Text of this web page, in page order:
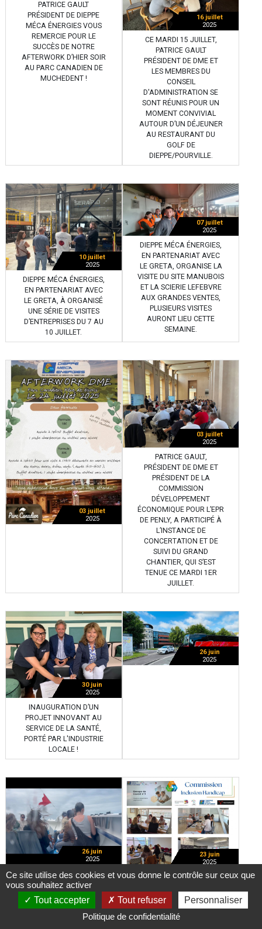
PATRICE GAULT
PRÉSIDENT DE DIEPPE
MÉCA ÉNERGIES VOUS
REMERCIE POUR LE
SUCCÈS DE NOTRE
AFTERWORK D’HIER SOIR
AU PARC CANADIEN DE
MUCHEDENT !
16 juillet
2025
CE MARDI 15 JUILLET,
PATRICE GAULT
PRÉSIDENT DE DME ET
LES MEMBRES DU
CONSEIL
D'ADMINISTRATION SE
SONT RÉUNIS POUR UN
MOMENT CONVIVIAL
AUTOUR D’UN DÉJEUNER
AU RESTAURANT DU
GOLF DE
DIEPPE/POURVILLE.
10 juillet
2025
DIEPPE MÉCA ÉNERGIES,
EN PARTENARIAT AVEC
LE GRETA, À ORGANISÉ
UNE SÉRIE DE VISITES
D’ENTREPRISES DU 7 AU
10 JUILLET.
07 juillet
2025
DIEPPE MÉCA ÉNERGIES,
EN PARTENARIAT AVEC
LE GRETA, ORGANISE LA
VISITE DU SITE MANUBOIS
ET LA SCIERIE LEFEBVRE
AUX GRANDES VENTES,
PLUSIEURS VISITES
AURONT LIEU CETTE
SEMAINE.
03 juillet
2025
03 juillet
2025
PATRICE GAULT,
PRÉSIDENT DE DME ET
PRÉSIDENT DE LA
COMMISSION
DÉVELOPPEMENT
ÉCONOMIQUE POUR L’EPR
DE PENLY, A PARTICIPÉ À
L’INSTANCE DE
CONCERTATION ET DE
SUIVI DU GRAND
CHANTIER, QUI S’EST
TENUE CE MARDI 1ER
JUILLET.
30 juin
2025
INAUGURATION D’UN
PROJET INNOVANT AU
SERVICE DE LA SANTÉ,
PORTÉ PAR L'INDUSTRIE
LOCALE !
26 juin
2025
26 juin
2025
CE MARDI 24 JUIN, DANS
LE CADRE DE LA LUTTE
CONTRE LA
DÉSERTIFICATION
MÉDICALE, PATRICE
23 juin
2025
LUNDI 23 JUIN AVAIT LIEU
TRAVAIL DE LA
COMMISSION INCLUSION
HANDICAP.
Ce site utilise des cookies et vous donne le contrôle sur ceux que
vous souhaitez activer
Tout accepter
Tout refuser
Personnaliser
Politique de confidentialité